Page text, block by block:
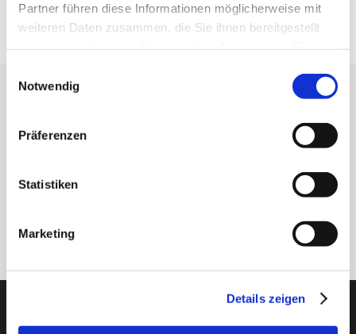
Partner führen diese Informationen möglicherweise mit
weiteren Daten zusammen, die Sie ihnen bereitgestellt
Notwendig
Präferenzen
Statistiken
Marketing
Details zeigen
Spiel CN
Erhalten Sie unseren Newsletter